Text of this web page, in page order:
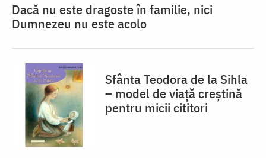
Dacă nu este dragoste în familie, nici
Dumnezeu nu este acolo
Sfânta Teodora de la Sihla
– model de viaţă creştină
pentru micii cititori